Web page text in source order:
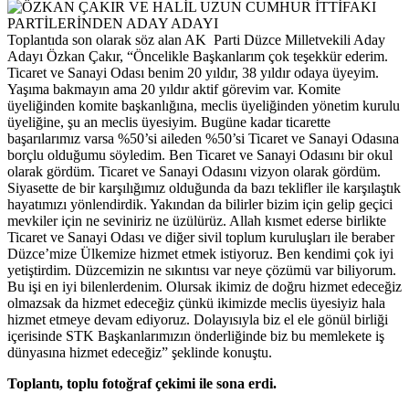
Toplantıda son olarak söz alan AK Parti Düzce Milletvekili Aday
Adayı Özkan Çakır, “Öncelikle Başkanlarım çok teşekkür ederim.
Ticaret ve Sanayi Odası benim 20 yıldır, 38 yıldır odaya üyeyim.
Yaşıma bakmayın ama 20 yıldır aktif görevim var. Komite
üyeliğinden komite başkanlığına, meclis üyeliğinden yönetim kurulu
üyeliğine, şu an meclis üyesiyim. Bugüne kadar ticarette
başarılarımız varsa %50’si aileden %50’si Ticaret ve Sanayi Odasına
borçlu olduğumu söyledim. Ben Ticaret ve Sanayi Odasını bir okul
olarak gördüm. Ticaret ve Sanayi Odasını vizyon olarak gördüm.
Siyasette de bir karşılığımız olduğunda da bazı teklifler ile karşılaştık
hayatımızı yönlendirdik. Yakından da bilirler bizim için gelip geçici
mevkiler için ne seviniriz ne üzülürüz. Allah kısmet ederse birlikte
Ticaret ve Sanayi Odası ve diğer sivil toplum kuruluşları ile beraber
Düzce’mize Ülkemize hizmet etmek istiyoruz. Ben kendimi çok iyi
yetiştirdim. Düzcemizin ne sıkıntısı var neye çözümü var biliyorum.
Bu işi en iyi bilenlerdenim. Olursak ikimiz de doğru hizmet edeceğiz
olmazsak da hizmet edeceğiz çünkü ikimizde meclis üyesiyiz hala
hizmet etmeye devam ediyoruz. Dolayısıyla biz el ele gönül birliği
içerisinde STK Başkanlarımızın önderliğinde biz bu memlekete iş
dünyasına hizmet edeceğiz” şeklinde konuştu.
Toplantı, toplu fotoğraf çekimi ile sona erdi.